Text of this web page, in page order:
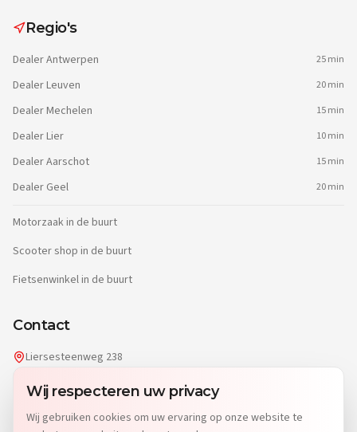
Wij respecteren uw privacy
Wij gebruiken cookies om uw ervaring op onze website te
Regio's
DealerAntwerpen 25 min
DealerLeuven 20 min
DealerMechelen 15 min
DealerLier 10 min
DealerAarschot 15 min
Dealer Geel 20 min
Motorzaak in de buurt
Scooter shop in de buurt
Fietsenwinkel in de buurt
Contact
Liersesteenweg 238
2220 Heist-op-den-Berg
info@dgwheels.be
014 96 04 32